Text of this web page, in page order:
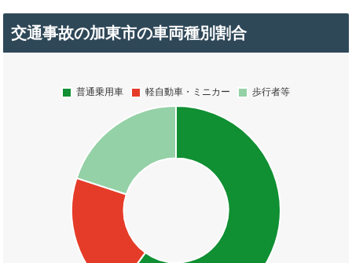
交通事故の加東市の車両種別割合